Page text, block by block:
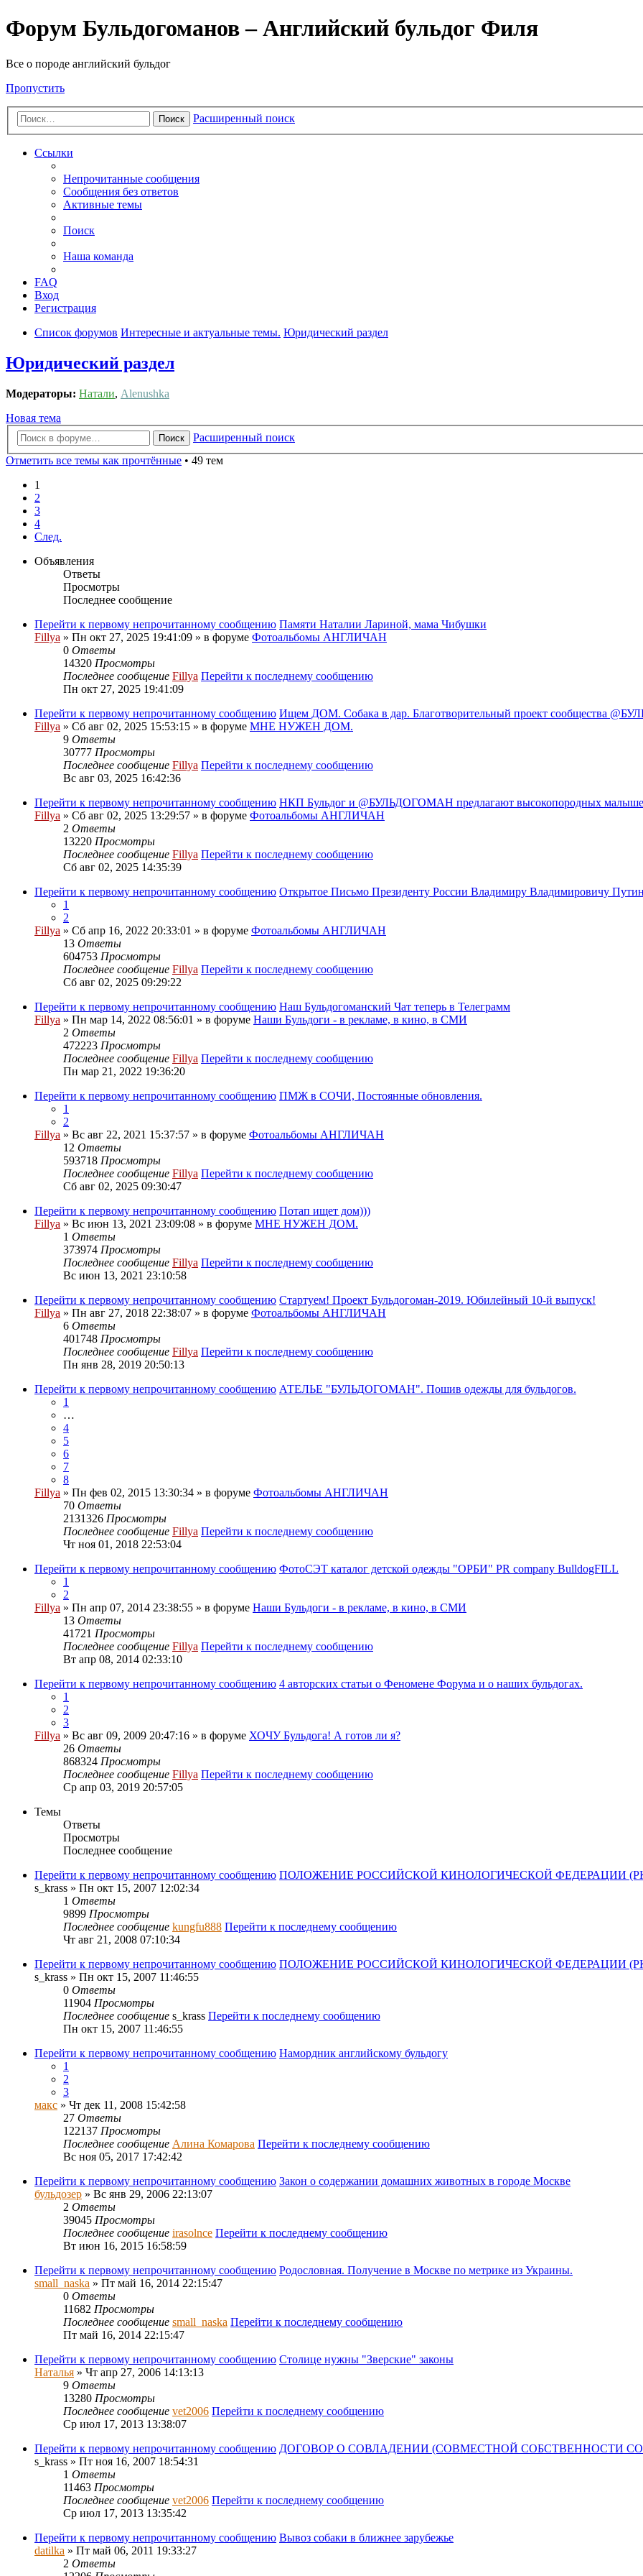
Форум Бульдогоманов – Английский бульдог Филя
Все о породе английский бульдог
Пропустить
Поиск Расширенный поиск
Ссылки
Непрочитанные сообщения
Сообщения без ответов
Активные темы
Поиск
Наша команда
FAQ
Вход
Регистрация
Список форумов Интересные и актуальные темы. Юридический раздел
Юридический раздел
Модераторы: Натали, Alenushka
Новая тема
Поиск
Расширенный поиск
Отметить все темы как прочтённые • 49 тем
1
2
3
4
След.
Объявления
Ответы
Просмотры
Последнее сообщение
Перейти к первому непрочитанному сообщению Памяти Наталии Лариной, мама Чибушки
Fillya » Пн окт 27, 2025 19:41:09 » в форуме Фотоальбомы АНГЛИЧАН
0 Ответы
14320 Просмотры
Последнее сообщение Fillya Перейти к последнему сообщению
Пн окт 27, 2025 19:41:09
Перейти к первому непрочитанному сообщению Ищем ДОМ. Собака в дар. Благотворительный проект сообщества
Fillya » Сб авг 02, 2025 15:53:15 » в форуме МНЕ НУЖЕН ДОМ.
9 Ответы
30777 Просмотры
Последнее сообщение Fillya Перейти к последнему сообщению
Вс авг 03, 2025 16:42:36
Перейти к первому непрочитанному сообщению НКП Бульдог и @БУЛЬДОГОМАН предлагают высокопородных
Fillya » Сб авг 02, 2025 13:29:57 » в форуме Фотоальбомы АНГЛИЧАН
2 Ответы
13220 Просмотры
Последнее сообщение Fillya Перейти к последнему сообщению
Сб авг 02, 2025 14:35:39
Перейти к первому непрочитанному сообщению Открытое Письмо Президенту России Владимиру Владимировичу
1
2
Fillya » Сб апр 16, 2022 20:33:01 » в форуме Фотоальбомы АНГЛИЧАН
13 Ответы
604753 Просмотры
Последнее сообщение Fillya Перейти к последнему сообщению
Сб авг 02, 2025 09:29:22
Перейти к первому непрочитанному сообщению Наш Бульдогоманский Чат теперь в Телеграмм
Fillya » Пн мар 14, 2022 08:56:01 » в форуме Наши Бульдоги - в рекламе, в кино, в СМИ
2 Ответы
472223 Просмотры
Последнее сообщение Fillya Перейти к последнему сообщению
Пн мар 21, 2022 19:36:20
Перейти к первому непрочитанному сообщению ПМЖ в СОЧИ, Постоянные обновления.
1
2
Fillya » Вс авг 22, 2021 15:37:57 » в форуме Фотоальбомы АНГЛИЧАН
12 Ответы
593718 Просмотры
Последнее сообщение Fillya Перейти к последнему сообщению
Сб авг 02, 2025 09:30:47
Перейти к первому непрочитанному сообщению Потап ищет дом)))
Fillya » Вс июн 13, 2021 23:09:08 » в форуме МНЕ НУЖЕН ДОМ.
1 Ответы
373974 Просмотры
Последнее сообщение Fillya Перейти к последнему сообщению
Вс июн 13, 2021 23:10:58
Перейти к первому непрочитанному сообщению Стартуем! Проект Бульдогоман-2019. Юбилейный 10-й выпуск!
Fillya » Пн авг 27, 2018 22:38:07 » в форуме Фотоальбомы АНГЛИЧАН
6 Ответы
401748 Просмотры
Последнее сообщение Fillya Перейти к последнему сообщению
Пн янв 28, 2019 20:50:13
Перейти к первому непрочитанному сообщению АТЕЛЬЕ "БУЛЬДОГОМАН". Пошив одежды для бульдогов.
1
…
4
5
6
7
8
Fillya » Пн фев 02, 2015 13:30:34 » в форуме Фотоальбомы АНГЛИЧАН
70 Ответы
2131326 Просмотры
Последнее сообщение Fillya Перейти к последнему сообщению
Чт ноя 01, 2018 22:53:04
Перейти к первому непрочитанному сообщению ФотоСЭТ каталог детской одежды "ОРБИ" PR company BulldogFILL
1
2
Fillya » Пн апр 07, 2014 23:38:55 » в форуме Наши Бульдоги - в рекламе, в кино, в СМИ
13 Ответы
41721 Просмотры
Последнее сообщение Fillya Перейти к последнему сообщению
Вт апр 08, 2014 02:33:10
Перейти к первому непрочитанному сообщению 4 авторских статьи о Феномене Форума и о наших бульдогах.
1
2
3
Fillya » Вс авг 09, 2009 20:47:16 » в форуме ХОЧУ Бульдога! А готов ли я?
26 Ответы
868324 Просмотры
Последнее сообщение Fillya Перейти к последнему сообщению
Ср апр 03, 2019 20:57:05
Темы
Ответы
Просмотры
Последнее сообщение
Перейти к первому непрочитанному сообщению ПОЛОЖЕНИЕ РОССИЙСКОЙ КИНОЛОГИЧЕСКОЙ ФЕДЕРАЦИИ
s_krass » Пн окт 15, 2007 12:02:34
1 Ответы
9899 Просмотры
Последнее сообщение kungfu888 Перейти к последнему сообщению
Чт авг 21, 2008 07:10:34
Перейти к первому непрочитанному сообщению ПОЛОЖЕНИЕ РОССИЙСКОЙ КИНОЛОГИЧЕСКОЙ ФЕДЕРАЦИИ
s_krass » Пн окт 15, 2007 11:46:55
0 Ответы
11904 Просмотры
Последнее сообщение s_krass Перейти к последнему сообщению
Пн окт 15, 2007 11:46:55
Перейти к первому непрочитанному сообщению Намордник английскому бульдогу
1
2
3
макс » Чт дек 11, 2008 15:42:58
27 Ответы
122137 Просмотры
Последнее сообщение Алина Комарова Перейти к последнему сообщению
Вс ноя 05, 2017 17:42:42
Перейти к первому непрочитанному сообщению Закон о содержании домашних животных в городе Москве
бульдозер » Вс янв 29, 2006 22:13:07
2 Ответы
39045 Просмотры
Последнее сообщение irasolnce Перейти к последнему сообщению
Вт июн 16, 2015 16:58:59
Перейти к первому непрочитанному сообщению Родословная. Получение в Москве по метрике из Украины.
small_naska » Пт май 16, 2014 22:15:47
0 Ответы
11682 Просмотры
Последнее сообщение small_naska Перейти к последнему сообщению
Пт май 16, 2014 22:15:47
Перейти к первому непрочитанному сообщению Столице нужны "Зверские" законы
Наталья » Чт апр 27, 2006 14:13:13
9 Ответы
13280 Просмотры
Последнее сообщение vet2006 Перейти к последнему сообщению
Ср июл 17, 2013 13:38:07
Перейти к первому непрочитанному сообщению ДОГОВОР О СОВЛАДЕНИИ (СОВМЕСТНОЙ СОБСТВЕННОСТИ
s_krass » Пт ноя 16, 2007 18:54:31
1 Ответы
11463 Просмотры
Последнее сообщение vet2006 Перейти к последнему сообщению
Ср июл 17, 2013 13:35:42
Перейти к первому непрочитанному сообщению Вывоз собаки в ближнее зарубежье
datilka » Пт май 06, 2011 19:33:27
2 Ответы